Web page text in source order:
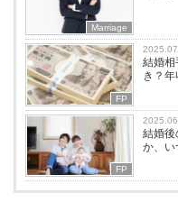
Marriage
FP
結婚相
き？
FP
結婚後
か、い